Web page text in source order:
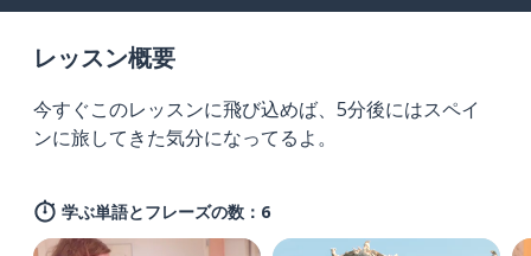
レッスン概要
今すぐこのレッスンに飛び込めば、5分後にはスペイ
ンに旅してきた気分になってるよ。
学ぶ単語とフレーズの数：6